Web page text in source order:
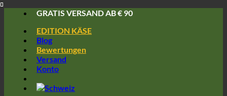
content
GRATIS VERSAND AB € 90
EDITION KÄSE
Blog
Bewertungen
Versand
Konto